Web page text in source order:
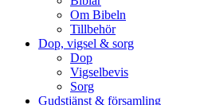
Om Bibeln
Tillbehör
Dop, vigsel & sorg
Dop
Vigselbevis
Sorg
Gudstjänst & församling